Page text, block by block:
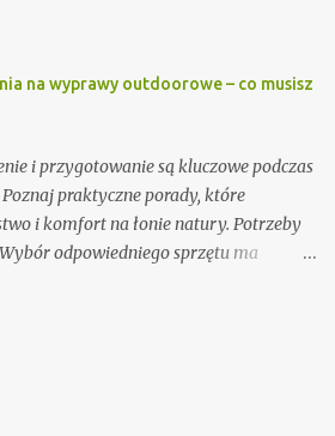
także godzinę rozpoczęcia i
ksiądz wiedział, jak długo trwać
warto zawrzeć informację na
po uroczystości. Przykładowe
Zwracamy się ...
na wyprawy outdoorowe – co musisz
i przygotowanie są kluczowe podczas
praktyczne porady, które
i komfort na łonie natury. Potrzeby
odpowiedniego sprzętu ma
śpiwór i solidne buty trekkingowe to